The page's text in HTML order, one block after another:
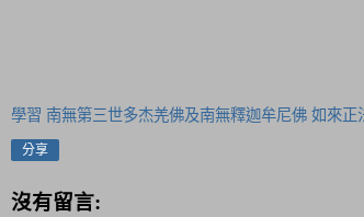
學習 南無第三世多杰羌佛及南無釋迦牟尼佛 如來正
分享
沒有留言: